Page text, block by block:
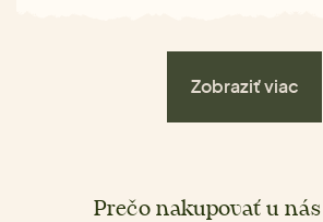
Zobraziť viac
Prečo nakupovať u nás